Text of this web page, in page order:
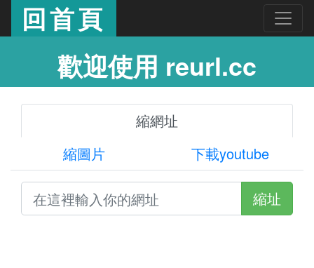
回首頁
歡迎使用 reurl.cc
縮網址
縮圖片
下載youtube
縮址